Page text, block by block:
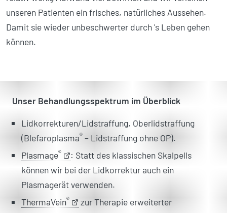
unseren Patienten ein frisches, natürliches Aussehen.
Damit sie wieder unbeschwerter durch 's Leben gehen
können.
Unser Behandlungsspektrum im Überblick
Lidkorrekturen/Lidstraffung, Oberlid­straffung
(Blefaroplasma®– Lidstraffung ohne OP).
Plasmage®
: Statt des klassischen Skalpells
können wir bei der Lidkorrektur auch ein
Plasmagerät verwenden.
ThermaVein®
zur Therapie erweiterter